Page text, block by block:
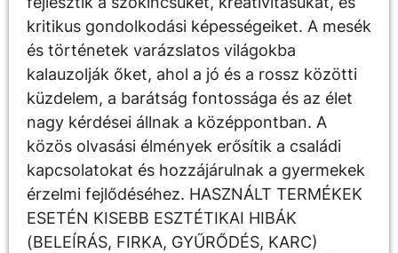
kritikus gondolkodási képességeiket. A mesék
és történetek varázslatos világokba
kalauzolják őket, ahol a jó és a rossz közötti
küzdelem, a barátság fontossága és az élet
nagy kérdései állnak a középpontban. A
közös olvasási élmények erősítik a családi
kapcsolatokat és hozzájárulnak a gyermekek
érzelmi fejlődéséhez. HASZNÁLT TERMÉKEK
ESETÉN KISEBB ESZTÉTIKAI HIBÁK
(BELEÍRÁS, FIRKA, GYŰRŐDÉS, KARC)